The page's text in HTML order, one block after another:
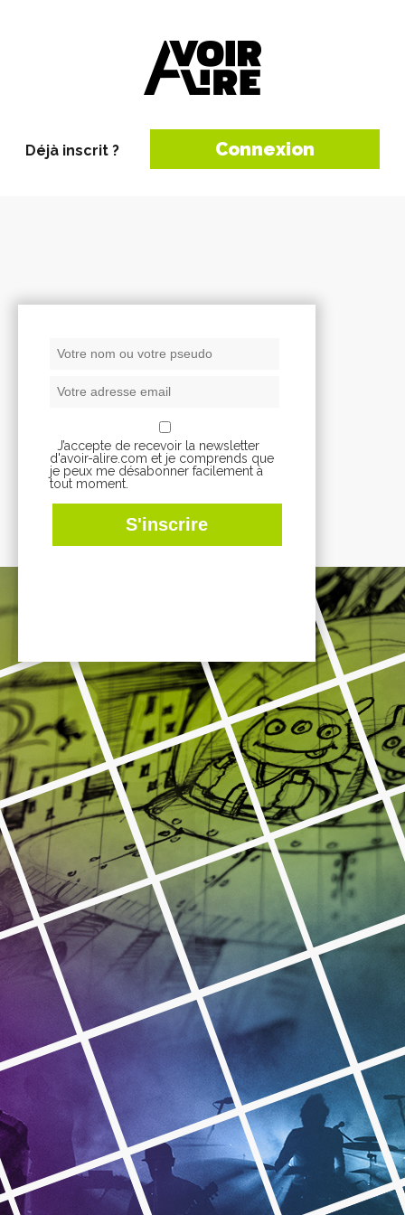
Déjà inscrit ? Connexion
J’accepte de recevoir la newsletter
d'avoir-alire.com et je comprends que
je peux me désabonner facilement à
tout moment.